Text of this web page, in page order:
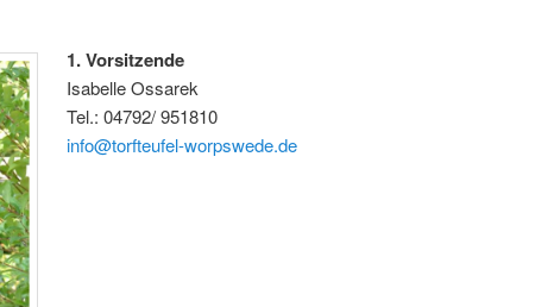
1. Vorsitzende
Isabelle Ossarek
Tel.: 04792/ 951810
info@torfteufel-worpswede.de